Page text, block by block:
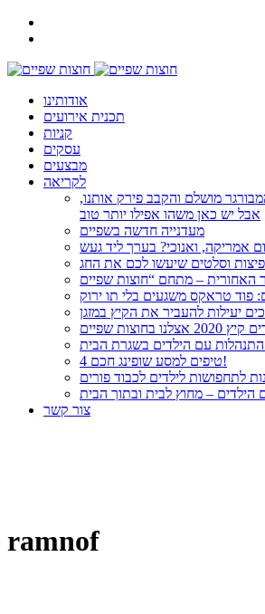
אודותינו
תכנית אירועים
קניות
עסקים
מבצעים
לקריאה
מושלם והקבב פירק אותנו,
אבל יש כאן משהו אפילו יותר טוב
מעדנייה חדשה בשפיים
אמריקה, ואנוכי? בערך ליד געש
וסלטים שיעשו לכם את החג
עם הילדים בשגרת הבית
4 טיפים למסע שופינג חכם!
לתחפושות לילדים לכבוד פורים
הילדים – מחוץ לבית ובתוך הבית
צור קשר
ramnof